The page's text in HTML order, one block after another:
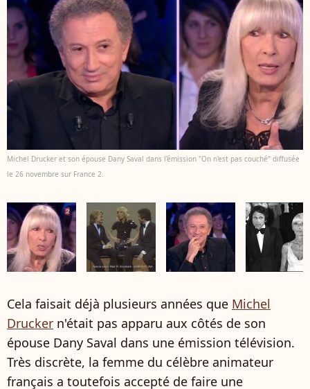
Michel Drucker et son épouse Dany Saval dans l'émission "On n'est pas couché" diffusée
le 26 novembre sur France 2.
Cela faisait déjà plusieurs années que Michel
Drucker n'était pas apparu aux côtés de son
épouse Dany Saval dans une émission télévision.
Très discrète, la femme du célèbre animateur
français a toutefois accepté de faire une